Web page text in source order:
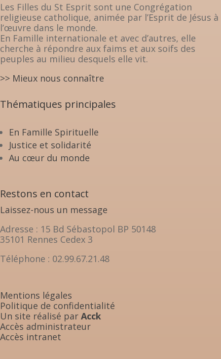
Les Filles du St Esprit sont une Congrégation
religieuse catholique, animée par l’Esprit de Jésus à
l’œuvre dans le monde.
En Famille internationale et avec d’autres, elle
cherche à répondre aux faims et aux soifs des
peuples au milieu desquels elle vit.
>> Mieux nous connaître
Thématiques principales
En Famille Spirituelle
Justice et solidarité
Au cœur du monde
Restons en contact
Laissez-nous un message
Adresse : 15 Bd Sébastopol BP 50148
35101 Rennes Cedex 3
Téléphone : 02.99.67.21.48
Mentions légales
Politique de confidentialité
Un site réalisé par Acck
Accès administrateur
Accès intranet